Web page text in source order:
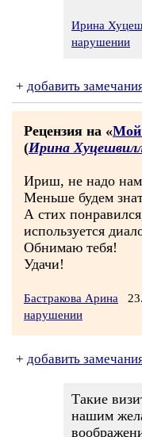
Ирина
нарушении
+ добавить
Рецензия на «Мой
(Ирина
Ириш, не надо нам
Меньше будем
А стих
используется
Обнимаю тебя!
Удачи!
Бастракова Арина
нарушении
+ добавить
Такие
нашим